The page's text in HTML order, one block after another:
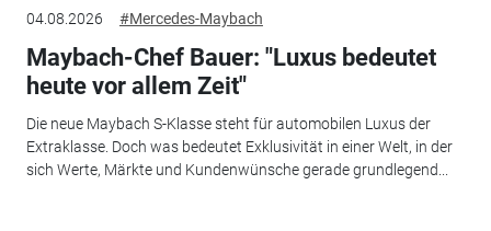
04.08.2026 #Mercedes-Maybach
Maybach-Chef Bauer: "Luxus bedeutet
heute vor allem Zeit"
Die neue Maybach S-Klasse steht für automobilen Luxus der
Extraklasse. Doch was bedeutet Exklusivität in einer Welt, in der
sich Werte, Märkte und Kundenwünsche gerade grundlegend...